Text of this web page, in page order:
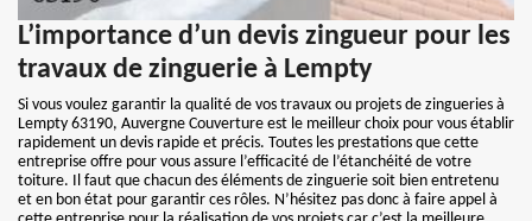
L’importance d’un devis zingueur pour les
travaux de zinguerie à Lempty
Si vous voulez garantir la qualité de vos travaux ou projets de zingueries à
Lempty 63190, Auvergne Couverture est le meilleur choix pour vous établir
rapidement un devis rapide et précis. Toutes les prestations que cette
entreprise offre pour vous assure l’efficacité de l’étanchéité de votre
toiture. Il faut que chacun des éléments de zinguerie soit bien entretenu
et en bon état pour garantir ces rôles. N’hésitez pas donc à faire appel à